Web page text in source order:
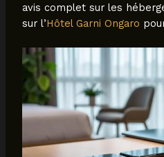
avis complet sur les
sur l’Hôtel Garni Ongaro